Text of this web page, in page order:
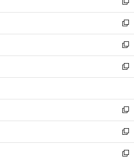
開
く
ド
ウ
で
開
く
ィ
ン
ド
ウ
で
開
く
い
ウ
ィ
ン
ド
ウ
で
開
新
し
い
ウ
ィ
ン
ド
ウ
開
く
新
し
い
ウ
ィ
ン
ウ
で
開
く
新
し
い
ウ
ン
ド
ウ
で
開
く
新
し
ウ
ィ
ン
ド
ウ
で
新
し
い
ウ
ィ
新
し
い
新